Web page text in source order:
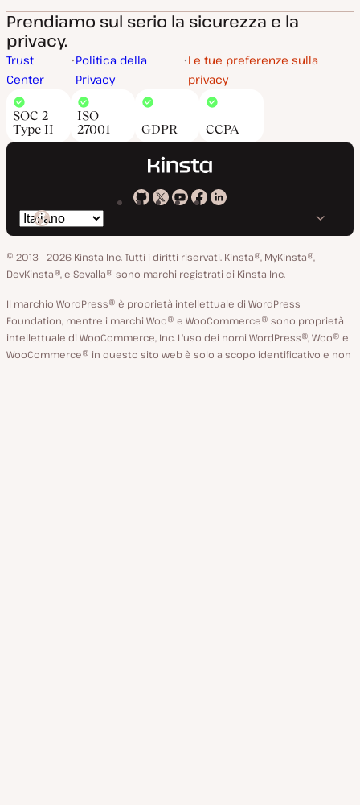
Prendiamo sul serio la sicurezza e la
privacy.
Trust
Center
Politica della
Privacy
Le tue preferenze sulla
privacy
SOC 2
Type II
ISO
27001
GDPR CCPA
Kinsta
GitHub
Kinsta
X
Kinsta
YouTube
Kinsta
Facebook
Kinsta
LinkedIn
Cambia
lingua
© 2013 - 2026 Kinsta Inc. Tutti i diritti riservati. Kinsta®, MyKinsta®,
DevKinsta®, e Sevalla® sono marchi registrati di Kinsta Inc.
Il marchio WordPress® è proprietà intellettuale di WordPress
Foundation, mentre i marchi Woo® e WooCommerce® sono proprietà
intellettuale di WooCommerce, Inc. L'uso dei nomi WordPress®, Woo® e
WooCommerce® in questo sito web è solo a scopo identificativo e non